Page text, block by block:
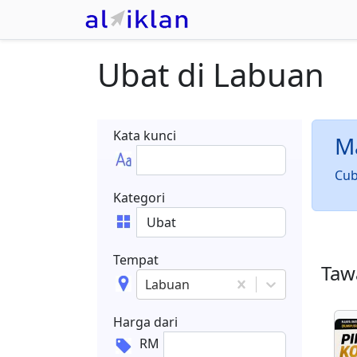
Ubat di Labuan
Kata kunci
Kategori
Tempat
Labuan
Harga dari
RM